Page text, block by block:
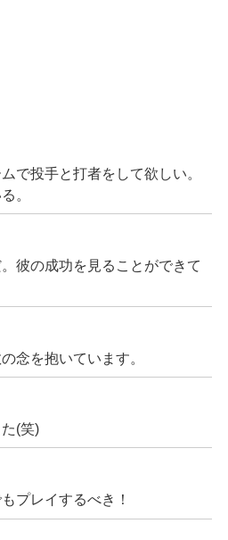
で投手と打者をして欲しい。
。
彼の成功を見ることができて
念を抱いています。
(笑)
プレイするべき！